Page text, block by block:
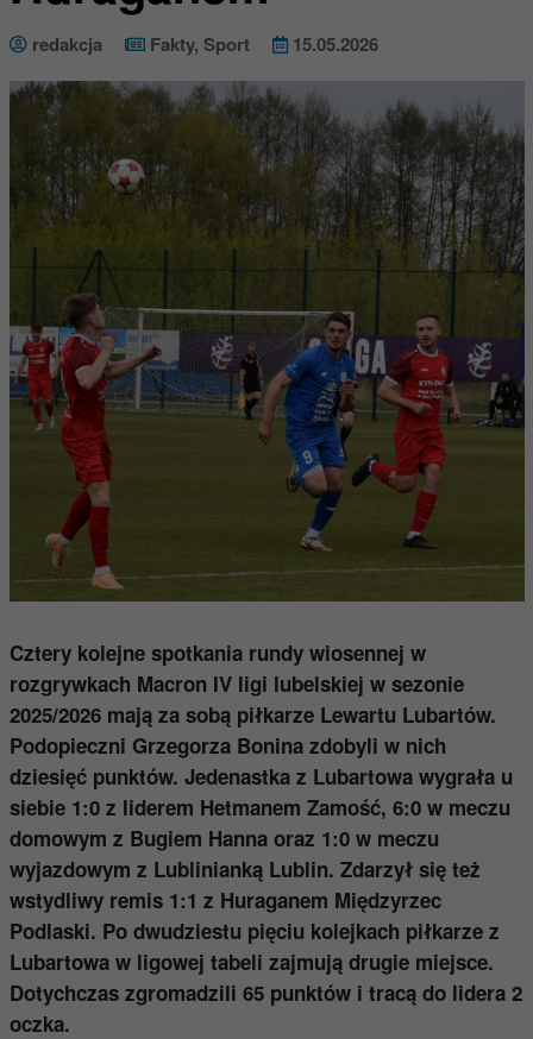
redakcja Fakty, Sport 15.05.2026
Cztery kolejne spotkania rundy wiosennej w
rozgrywkach Macron IV ligi lubelskiej w sezonie
2025/2026 mają za sobą piłkarze Lewartu Lubartów.
Podopieczni Grzegorza Bonina zdobyli w nich
dziesięć punktów. Jedenastka z Lubartowa wygrała u
siebie 1:0 z liderem Hetmanem Zamość, 6:0 w meczu
domowym z Bugiem Hanna oraz 1:0 w meczu
wyjazdowym z Lublinianką Lublin. Zdarzył się też
wstydliwy remis 1:1 z Huraganem Międzyrzec
Podlaski. Po dwudziestu pięciu kolejkach piłkarze z
Lubartowa w ligowej tabeli zajmują drugie miejsce.
Dotychczas zgromadzili 65 punktów i tracą do lidera 2
oczka.